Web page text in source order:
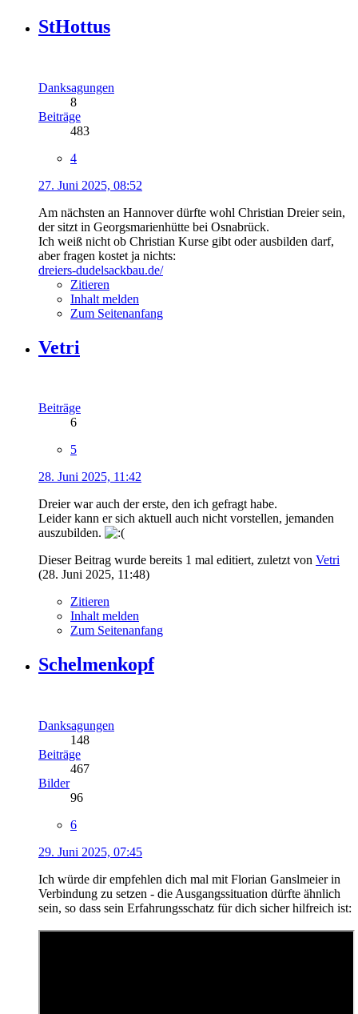
StHottus
Danksagungen
8
Beiträge
483
4
27. Juni 2025, 08:52
Am nächsten an Hannover dürfte wohl Christian Dreier sein,
der sitzt in Georgsmarienhütte bei Osnabrück.
Ich weiß nicht ob Christian Kurse gibt oder ausbilden darf,
aber fragen kostet ja nichts:
dreiers-dudelsackbau.de/
Zitieren
Inhalt melden
Zum Seitenanfang
Vetri
Beiträge
6
5
28. Juni 2025, 11:42
Dreier war auch der erste, den ich gefragt habe.
Leider kann er sich aktuell auch nicht vorstellen, jemanden
auszubilden.
Dieser Beitrag wurde bereits 1 mal editiert, zuletzt von Vetri
(28. Juni 2025, 11:48)
Zitieren
Inhalt melden
Zum Seitenanfang
Schelmenkopf
Danksagungen
148
Beiträge
467
Bilder
96
6
29. Juni 2025, 07:45
Ich würde dir empfehlen dich mal mit Florian Ganslmeier in
Verbindung zu setzen - die Ausgangssituation dürfte ähnlich
sein, so dass sein Erfahrungsschatz für dich sicher hilfreich ist: